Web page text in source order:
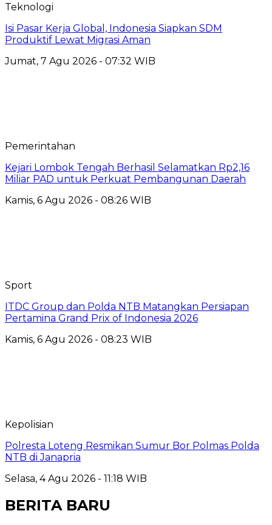
Teknologi
​Isi Pasar Kerja Global, Indonesia Siapkan SDM
Produktif Lewat Migrasi Aman
Jumat, 7 Agu 2026 - 07:32 WIB
Pemerintahan
Kejari Lombok Tengah Berhasil Selamatkan Rp2,16
Miliar PAD untuk Perkuat Pembangunan Daerah
Kamis, 6 Agu 2026 - 08:26 WIB
Sport
ITDC Group dan Polda NTB Matangkan Persiapan
Pertamina Grand Prix of Indonesia 2026
Kamis, 6 Agu 2026 - 08:23 WIB
Kepolisian
Polresta Loteng Resmikan Sumur Bor Polmas Polda
NTB di Janapria
Selasa, 4 Agu 2026 - 11:18 WIB
BERITA BARU